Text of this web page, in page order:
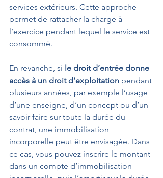
services extérieurs. Cette approche
permet de rattacher la charge à
l’exercice pendant lequel le service est
consommé.
En revanche, si le droit d’entrée donne
accès à un droit d’exploitation pendant
plusieurs années, par exemple l’usage
d’une enseigne, d’un concept ou d’un
savoir-faire sur toute la durée du
contrat, une immobilisation
incorporelle peut être envisagée. Dans
ce cas, vous pouvez inscrire le montant
dans un compte d’immobilisation